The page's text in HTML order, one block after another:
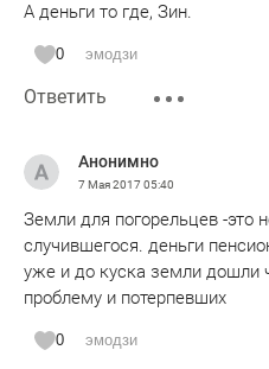
А деньги то где, Зин.
0 эмодзи
Ответить
Анонимно
7 Мая 201705:40
Земли для погорельцев -это
случившегося. деньги
уже и до куска земли дошли
проблему и потерпевших
0 эмодзи